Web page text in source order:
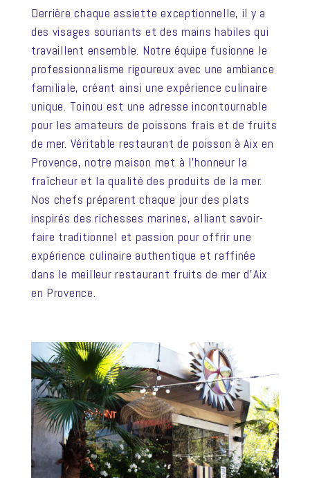
Derrière chaque assiette exceptionnelle, il y a
des visages souriants et des mains habiles qui
travaillent ensemble. Notre équipe fusionne le
professionnalisme rigoureux avec une ambiance
familiale, créant ainsi une expérience culinaire
unique. Toinou est une adresse incontournable
pour les amateurs de poissons frais et de fruits
de mer. Véritable restaurant de poisson à Aix en
Provence, notre maison met à l’honneur la
fraîcheur et la qualité des produits de la mer.
Nos chefs préparent chaque jour des plats
inspirés des richesses marines, alliant savoir-
faire traditionnel et passion pour offrir une
expérience culinaire authentique et raffinée
dans le meilleur restaurant fruits de mer d’Aix
en Provence.